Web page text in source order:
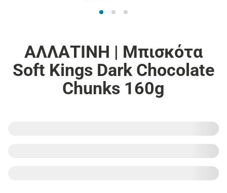
ΑΛΛΑΤΙΝΗ | Μπισκότα
Soft Kings Dark Chocolate
Chunks 160g